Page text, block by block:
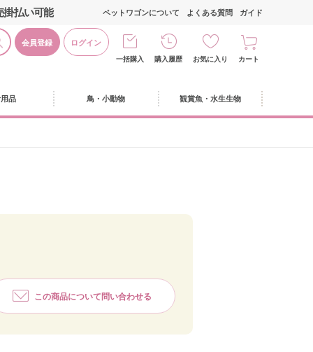
掛払い可能
会員登録 ログイン
ペットワゴンについて よくある質問 ガイド
一括購入 購入履歴 お気に入り カート
品 鳥・小動物 観賞魚・水生生物
この商品について問い合わせる